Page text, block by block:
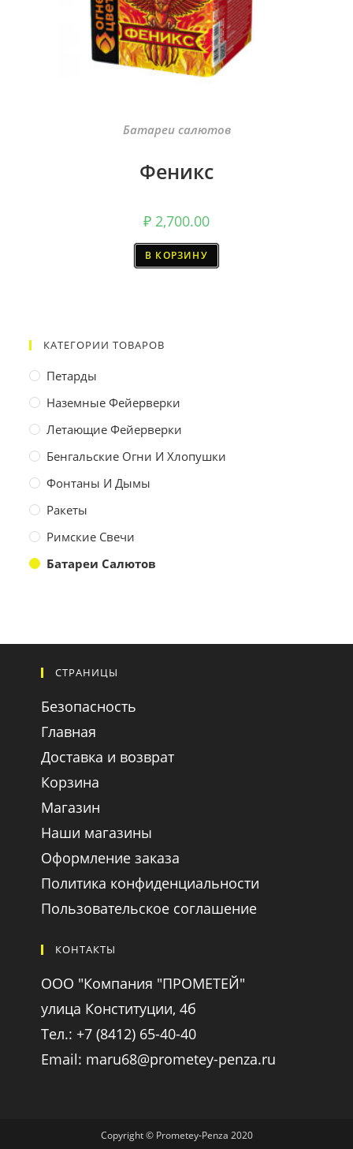
Батареи салютов
Феникс
₽ 2,700.00
В КОРЗИНУ
КАТЕГОРИИ ТОВАРОВ
Петарды
Наземные Фейерверки
Летающие Фейерверки
Бенгальские Огни И Хлопушки
Фонтаны И Дымы
Ракеты
Римские Свечи
Батареи Салютов
СТРАНИЦЫ
Безопасность
Главная
Доставка и возврат
Корзина
Магазин
Наши магазины
Оформление заказа
Политика конфиденциальности
Пользовательское соглашение
КОНТАКТЫ
ООО "Компания "ПРОМЕТЕЙ"
улица Конституции, 4б
Тел.: +7 (8412) 65-40-40
Email: maru68@prometey-penza.ru
Copyright © Prometey-Penza 2020